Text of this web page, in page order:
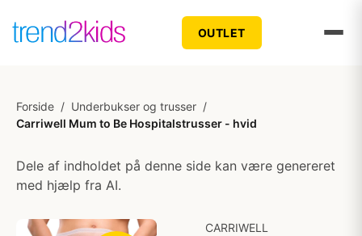
OUTLET
Forside / Underbukser og trusser /
Carriwell Mum to Be Hospitalstrusser - hvid
Dele af indholdet på denne side kan være genereret
med hjælp fra AI.
CARRIWELL